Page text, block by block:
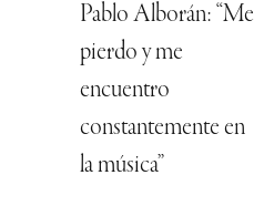
Pablo Alborán: “Me
pierdo y me
encuentro
constantemente en
la música”